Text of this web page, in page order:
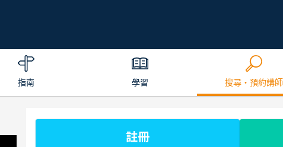
指南 學習 搜尋・預約講師
註冊